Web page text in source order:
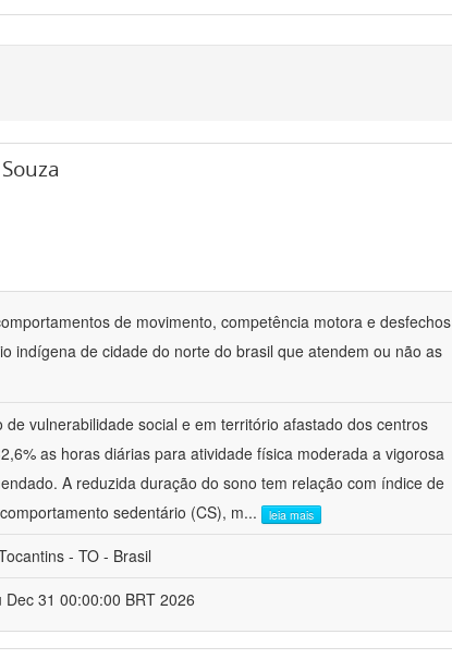
de movimento, competência motora e desfechos
indígena de cidade do norte do brasil que atendem ou não as
vulnerabilidade social e em território afastado dos centros
as horas diárias para atividade física moderada a vigorosa
A reduzida duração do sono tem relação com índice de
sedentário (CS), m... leia mais
- TO - Brasil
31 00:00:00 BRT 2026